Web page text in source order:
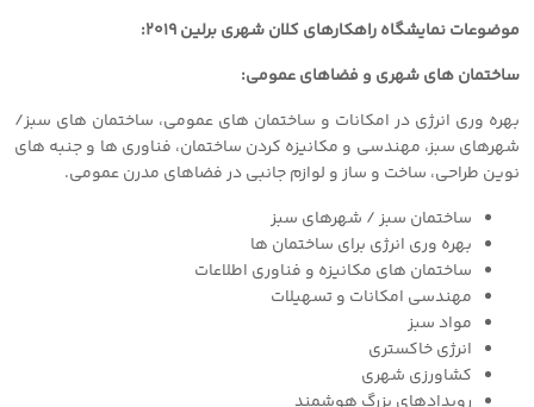
موضوعات نمایشگاه راهکارهای کلان شهری برلین ٢٠١٩:
ساختمان های شهری و فضاهای عمومی:
بهره وری انرژی در امکانات و ساختمان های عمومی، ساختمان های سبز/
شهرهای سبز، مهندسی و مکانیزه کردن ساختمان، فناوری ها و جنبه های
نوین طراحی، ساخت و ساز و لوازم جانبی در فضاهای مدرن عمومی.
ساختمان سبز / شهرهای سبز
بهره وری انرژی برای ساختمان ها
ساختمان های مکانیزه و فناوری اطلاعات
مهندسی امکانات و تسهیلات
مواد سبز
انرژی خاکستری
کشاورزی شهری